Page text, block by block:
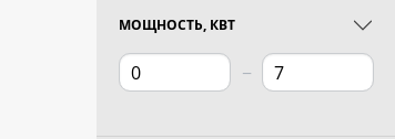
МОЩНОСТЬ, КВТ
−